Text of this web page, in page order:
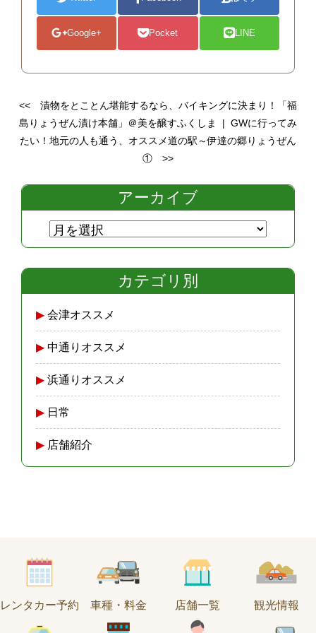
カテゴリ別
会津オススメ
中通りオススメ
浜通りオススメ
日常
店舗紹介
アーカイブ
Google+ Pocket LINE
<< 漬物をとことん堪能するなら、バイキングに決まり！「福
島りょうぜん漬け本舗」＠美を醸すふくしま
| GWに行ってみ
たい！地元の人も通う、オススメ道の駅～伊達の郷りょうぜん
① >>
レンタカー予約 車種・料金 店舗一覧 観光情報